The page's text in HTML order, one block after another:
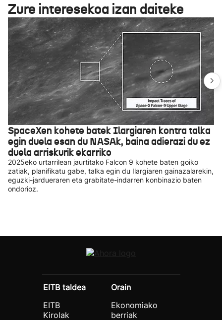
Zure interesekoa izan daiteke
SpaceXen kohete batek Ilargiaren kontra talka
egin duela esan du NASAk, baina adierazi du ez
duela arriskurik ekarriko
2025eko urtarrilean jaurtitako Falcon 9 kohete baten goiko
zatiak, planifikatu gabe, talka egin du Ilargiaren gainazalarekin,
eguzki-jardueraren eta grabitate-indarren konbinazio baten
ondorioz.
EITB taldea
EITB
Kirolak
Orain
Ekonomiako
berriak